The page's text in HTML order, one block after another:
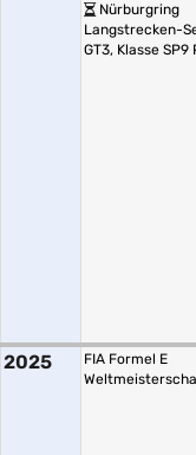
Nürburgring
Langstrecken-
GT3, Klasse SP9
2025
FIA Formel E